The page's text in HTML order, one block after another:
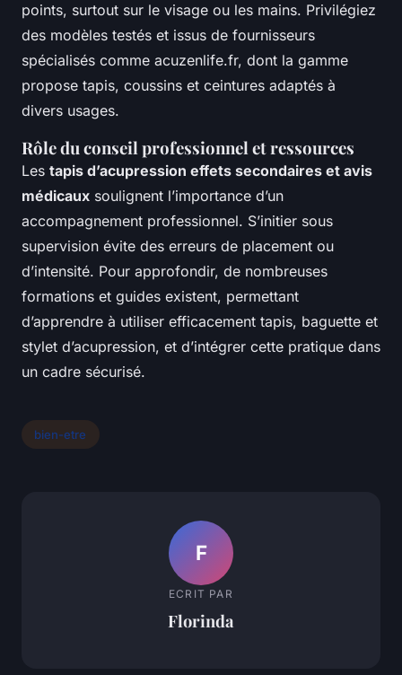
points, surtout sur le visage ou les mains. Privilégiez
des modèles testés et issus de fournisseurs
spécialisés comme acuzenlife.fr, dont la gamme
propose tapis, coussins et ceintures adaptés à
divers usages.
Rôle du conseil professionnel et ressources
Les tapis d’acupression effets secondaires et avis
médicaux soulignent l’importance d’un
accompagnement professionnel. S’initier sous
supervision évite des erreurs de placement ou
d’intensité. Pour approfondir, de nombreuses
formations et guides existent, permettant
d’apprendre à utiliser efficacement tapis, baguette et
stylet d’acupression, et d’intégrer cette pratique dans
un cadre sécurisé.
bien-etre
F
ECRIT PAR
Florinda